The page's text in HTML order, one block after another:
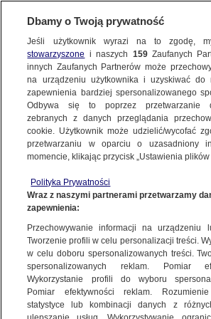
BIURO REKLAMY TVN MEDIA
07.05.2025
PIERWSZY WIELKI TOUR ROKU!
PIĄTKU W EUROSPORCIE I NA
Dbamy o Twoją prywatność
Jeśli użytkownik wyrazi na to zgodę,
stowarzyszone i naszych 159Zaufanych
innych Zaufanych Partnerów może
na urządzeniu użytkownika i uzyskiwać
zapewnienia bardziej spersonalizowanego
Odbywa się to poprzez przetwarzanie
zebranych z danych przeglądania
cookie. Użytkownik może udzielić/wycofać
przetwarzaniu w oparciu o uzasadniony
momencie, klikając przycisk „Ustawienia
Polityka Prywatności
Wraz z naszymi partnerami przetwarzamy
zapewnienia:
Przechowywanie informacji na urządzeniu
Tworzenie profili w celu personalizacji treści.
w celu doboru spersonalizowanych treści.
spersonalizowanych reklam. Pomiar
Wykorzystanie profili do wyboru
Pomiar efektywności reklam.
statystyce lub kombinacji danych z